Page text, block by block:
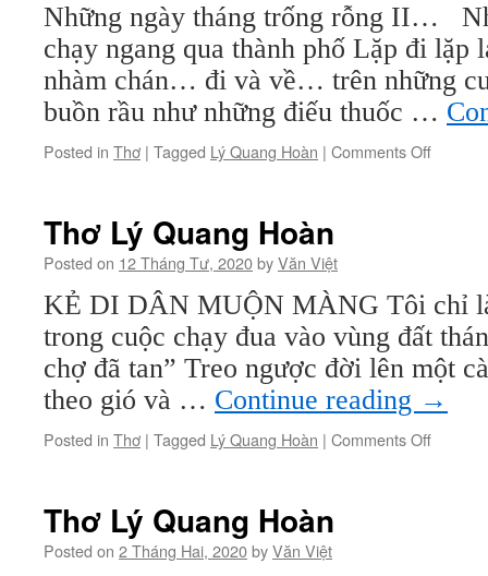
Những ngày tháng trống rỗng II…
chạy ngang qua thành phố Lặp đi lặp
nhàm chán… đi và về… trên những
buồn rầu như những điếu thuốc …
Posted in Thơ | Tagged Lý Quang Hoàn | Comments Offon
Thơ Lý Quang Hoàn
Posted on 12 Tháng Tư, 2020byVăn Việt
KẺ DI DÂN MUỘN MÀNG Tôi chỉ
trong cuộc chạy đua vào vùng đất
chợ đã tan” Treo ngược đời lên một
theo gió và … Continue reading →
Posted in Thơ | Tagged Lý Quang Hoàn | Comments Offon
Thơ Lý Quang Hoàn
Posted on 2 Tháng Hai, 2020byVăn Việt